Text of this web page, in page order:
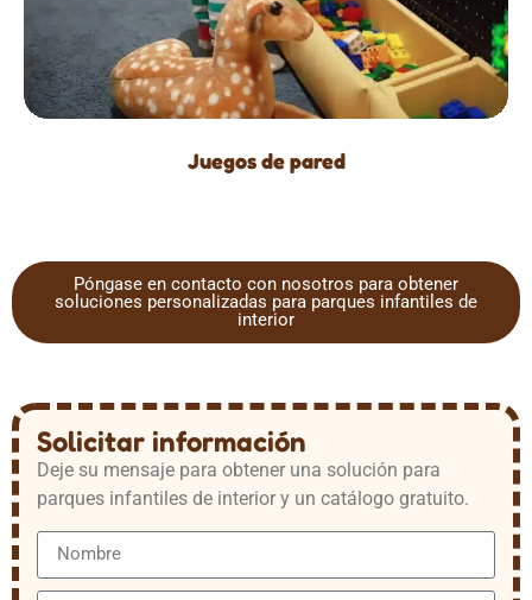
Juegos de pared
Póngase en contacto con nosotros para obtener
soluciones personalizadas para parques infantiles de
interior
Solicitar información
Deje su mensaje para obtener una solución para
parques infantiles de interior y un catálogo gratuito.